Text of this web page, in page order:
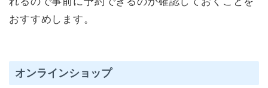
おすすめします。
オンラインショップ